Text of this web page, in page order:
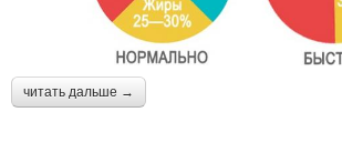
читать дальше →